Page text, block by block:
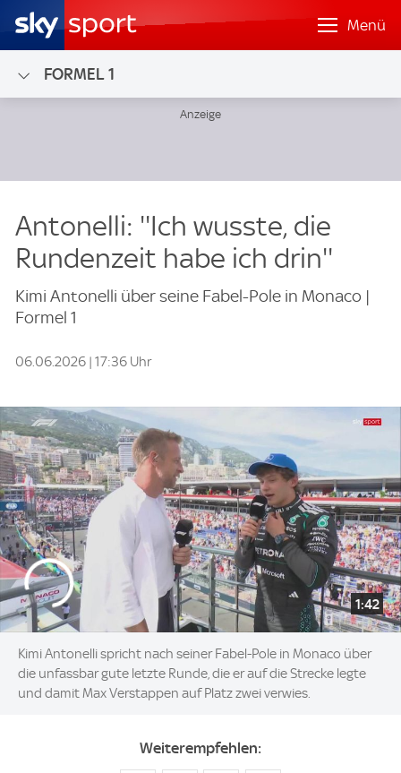
Menü
FORMEL 1
Antonelli: ''Ich wusste, die
Rundenzeit habe ich drin''
Kimi Antonelli über seine Fabel-Pole in Monaco |
Formel 1
06.06.2026 | 17:36 Uhr
1:42
Kimi Antonelli spricht nach seiner Fabel-Pole in Monaco über
die unfassbar gute letzte Runde, die er auf die Strecke legte
und damit Max Verstappen auf Platz zwei verwies.
Weiterempfehlen: